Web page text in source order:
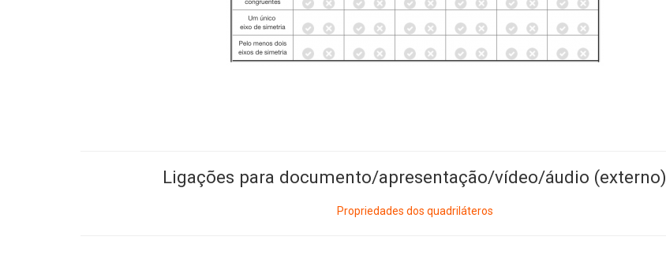
Ligações para documento/apresentação/vídeo/áudio (externo)
Propriedades dos quadriláteros